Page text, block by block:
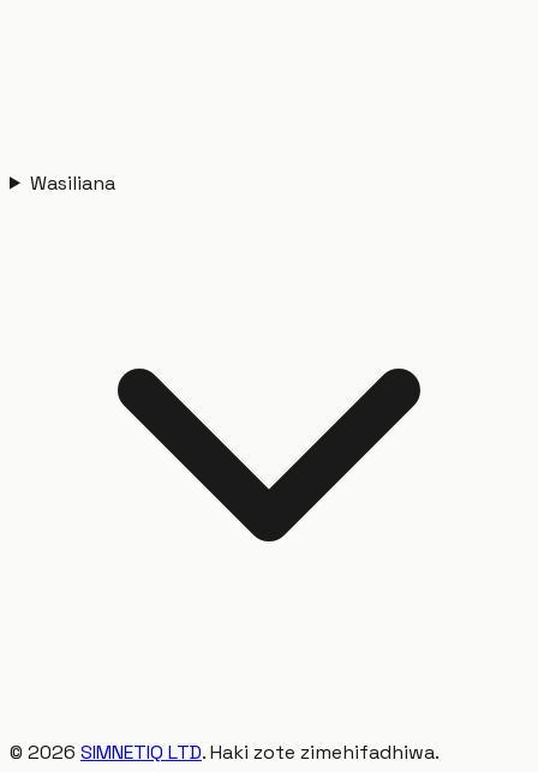
Wasiliana
© 2026 SIMNETIQ LTD. Haki zote zimehifadhiwa.